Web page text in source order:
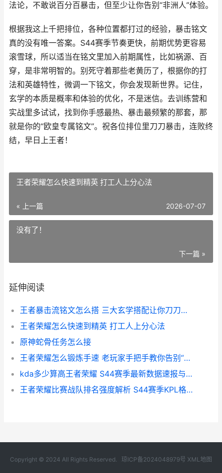
法论，不敢说百分百暴击，但至少让你告别“非洲人”体验。
根据我这上千把排位，各种位置都打过的经验，暴击铭文
真的没有唯一答案。S44赛季节奏更快，前期优势更容易
滚雪球，所以适当在铭文里加入前期属性，比如祸源、百
穿，是非常明智的。别死守着那些老黄历了，根据你的打
法和英雄特性，微调一下铭文，你会发现新世界。记住，
玄学的本质是概率和体验的优化，不是迷信。去训练营和
实战里多试试，找到你手感最热、暴击最频繁的那套，那
就是你的“欧皇专属铭文”。祝各位排位里刀刀暴击，连败终
结，早日上王者！
王者荣耀怎么快速到精英 打工人上分心法
« 上一篇 2026-07-07
没有了！
下一篇 »
延伸阅读
王者暴击流铭文怎么搭 三大玄学搭配让你刀刀暴击
王者荣耀怎么快速到精英 打工人上分心法
原神蛇骨任务怎么接
王者荣耀怎么锻炼手速 老玩家手把手教你告别“老年手”
kda多少算高王者荣耀 S44赛季最新数据速报与实战判断
王者荣耀比赛战队排名强度解析 S44赛季KPL格局深度解说视角
Copyright © 2024 All Rights Reserved. 琼ICP备2024048979号 XML地图